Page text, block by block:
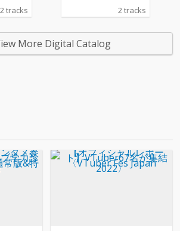
2 tracks 2 tracks
More Digital Catalog